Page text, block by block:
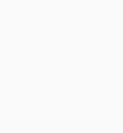
loại
bò
nâng